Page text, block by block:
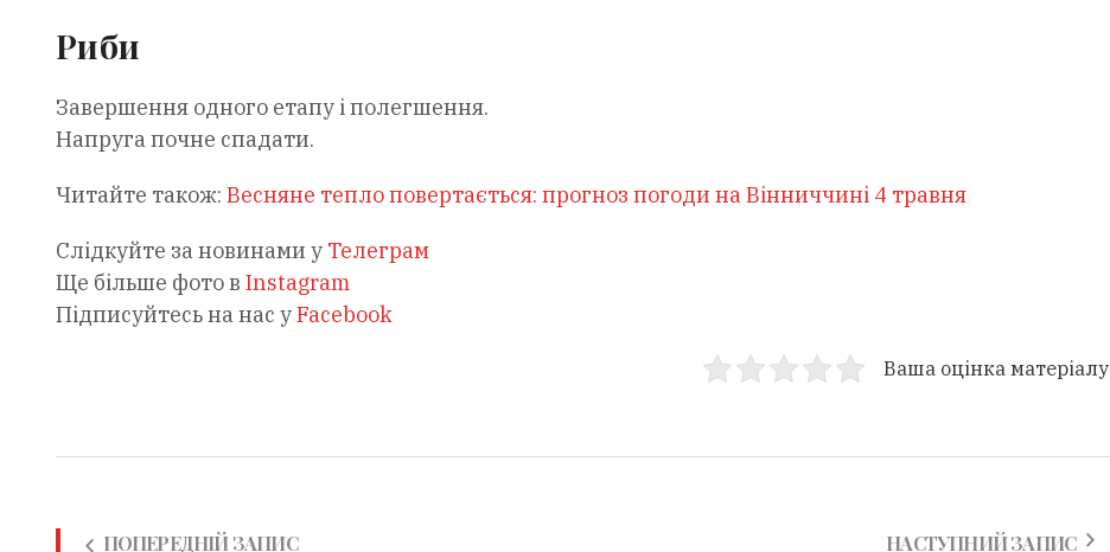
Риби
Завершення одного етапу і полегшення.
Напруга почне спадати.
Читайте також: Весняне тепло повертається: прогноз погоди на Вінниччині 4 травня
Слідкуйте за новинами у Телеграм
Ще більше фото в Instagram
Підписуйтесь на нас уFacebook
Ваша оцінка матеріалу
ПОПЕРЕДНІЙ ЗАПИС НАСТУПНИЙ ЗАПИС